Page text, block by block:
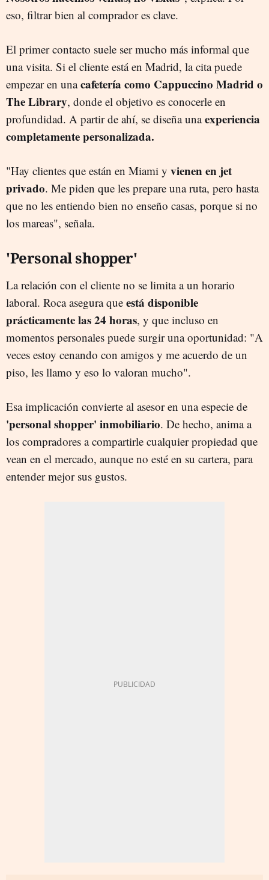
eso, filtrar bien al comprador es clave.
El primer contacto suele ser mucho más informal que
una visita. Si el cliente está en Madrid, la cita puede
empezar en unacafetería como Cappuccino Madrid o
The Library, donde el objetivo es conocerle en
profundidad. A partir de ahí, se diseña unaexperiencia
completamente personalizada.
"Hay clientes que están en Miami y vienen en jet
privado. Me piden que les prepare una ruta, pero hasta
que no les entiendo bien no enseño casas, porque si no
los mareas", señala.
'Personal shopper'
La relación con el cliente no se limita a un horario
laboral. Roca asegura que está disponible
prácticamente las 24 horas, y que incluso en
momentos personales puede surgir una oportunidad: "A
veces estoy cenando con amigos y me acuerdo de un
piso, les llamo y eso lo valoran mucho".
Esa implicación convierte al asesor en una especie de
'personal shopper' inmobiliario. De hecho, anima a
los compradores a compartirle cualquier propiedad que
vean en el mercado, aunque no esté en su cartera, para
entender mejor sus gustos.